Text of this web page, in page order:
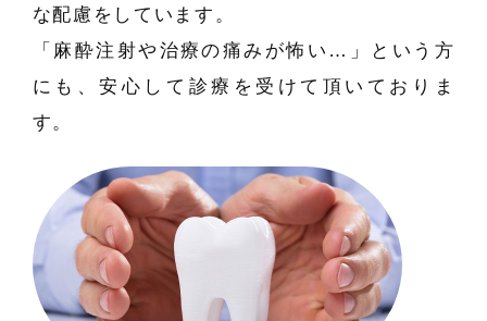
な配慮をしています。
「麻酔注射や治療の痛みが怖い…」という方
にも、安心して診療を受けて頂いておりま
す。